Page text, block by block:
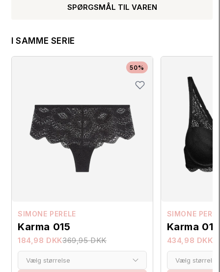
SPØRGSMÅL TIL VAREN
I SAMME SERIE
50%
SIMONE PERELE
Karma 015
184,98 DKK369,95 DKK
Vælg størrelse
SIMONE
Karma 015
434,98 DKK
Vælg størrelse